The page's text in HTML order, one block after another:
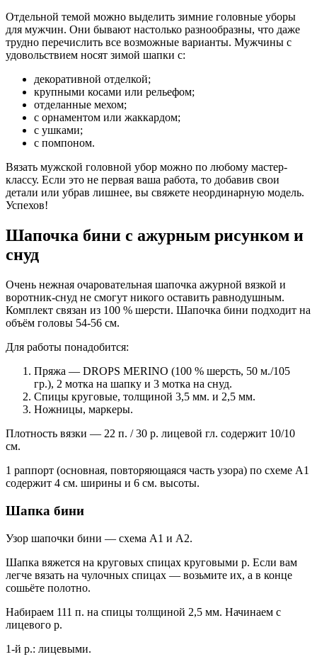
Отдельной темой можно выделить зимние головные уборы
для мужчин. Они бывают настолько разнообразны, что даже
трудно перечислить все возможные варианты. Мужчины с
удовольствием носят зимой шапки с:
декоративной отделкой;
крупными косами или рельефом;
отделанные мехом;
с орнаментом или жаккардом;
с ушками;
с помпоном.
Вязать мужской головной убор можно по любому мастер-
классу. Если это не первая ваша работа, то добавив свои
детали или убрав лишнее, вы свяжете неординарную модель.
Успехов!
Шапочка бини с ажурным рисунком и
снуд
Очень нежная очаровательная шапочка ажурной вязкой и
воротник-снуд не смогут никого оставить равнодушным.
Комплект связан из 100 % шерсти. Шапочка бини подходит на
объём головы 54-56 см.
Для работы понадобится:
Пряжа — DROPS MERINO (100 % шерсть, 50 м./105
гр.), 2 мотка на шапку и 3 мотка на снуд.
Спицы круговые, толщиной 3,5 мм. и 2,5 мм.
Ножницы, маркеры.
Плотность вязки — 22 п. / 30 р. лицевой гл. содержит 10/10
см.
1 раппорт (основная, повторяющаяся часть узора) по схеме А1
содержит 4 см. ширины и 6 см. высоты.
Шапка бини
Узор шапочки бини — схема A1 и А2.
Шапка вяжется на круговых спицах круговыми р. Если вам
легче вязать на чулочных спицах — возьмите их, а в конце
сошьёте полотно.
Набираем 111 п. на спицы толщиной 2,5 мм. Начинаем с
лицевого р.
1-й р.: лицевыми.